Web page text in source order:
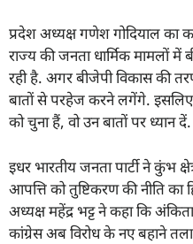
प्रदेश अध्यक्ष गणेश गोदियाल
राज्य की जनता धार्मिक मामलों
रही है. अगर बीजेपी विकास की
बातों से परहेज करने लगेंगे.
को चुना हैं, वो उन बातों पर ध्यान दें.
इधर भारतीय जनता पार्टी ने कुंभ
आपत्ति को तुष्टिकरण की नीति का
अध्यक्ष महेंद्र भट्ट ने कहा कि
कांग्रेस अब विरोध के नए बहाने